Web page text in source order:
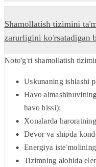
Shamollatish tizimini
zarurligini ko'rsatadigan
Noto'g'ri shamollatish
Uskunaning ishlashi
Havo
havo hissi);
Xonalarda
Devor va shipda
Energiya
Tizimning alohida